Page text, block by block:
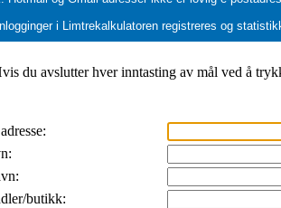
i Limtrekalkulatoren registreres og
du avslutter hver inntasting av mål ved å
butikk: